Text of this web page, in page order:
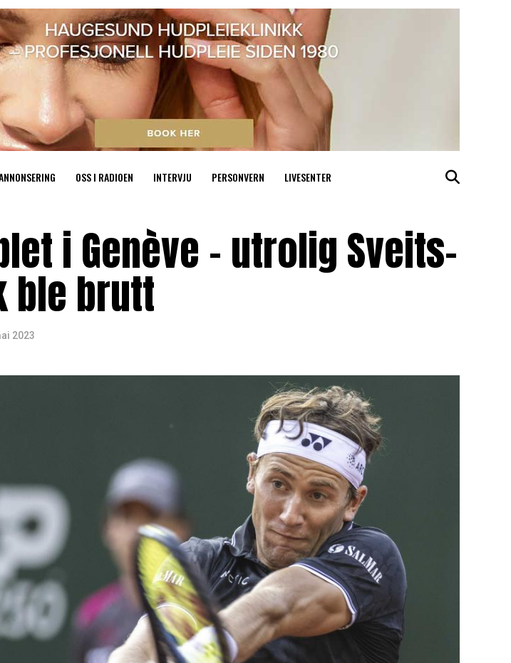
OSS I RADIOEN INTERVJU PERSONVERN LIVESENTER
i Genève – utrolig Sveits-
brutt
2023